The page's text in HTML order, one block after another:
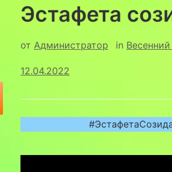
Эстафета
от Администратор in
12.04.2022